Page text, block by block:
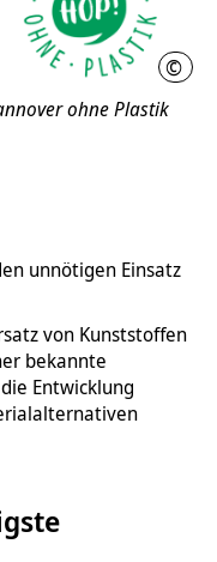
© LHH
ohne Plastik
unnötigen Einsatz
von Kunststoffen
bekannte
Entwicklung